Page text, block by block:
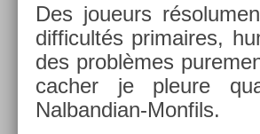
Des joueurs
dif­ficultés primaires,
des problèmes
cach­er je pleure
Nalbandian-Monfils.